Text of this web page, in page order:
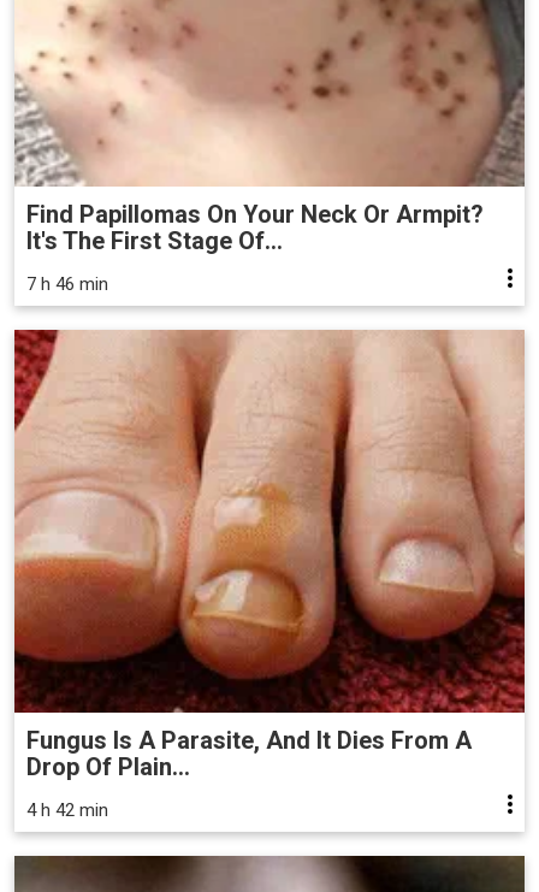
Find Papillomas On Your Neck Or Armpit?
It's The First Stage Of...
7 h 46 min
Fungus Is A Parasite, And It Dies From A
Drop Of Plain...
4 h 42 min